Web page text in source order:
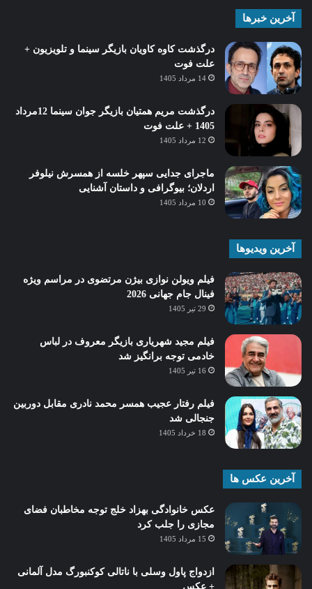
آخرین خبرها
درگذشت کاوه کاویان بازیگر سینما و تلویزیون +
علت فوت
14 مرداد 1405
درگذشت مریم همتیان بازیگر جوان سینما 12مرداد
1405 + علت فوت
12 مرداد 1405
ماجرای جدایی سپهر خلسه از همسرش نیلوفر
اردلان؛ بیوگرافی و داستان آشنایی
10 مرداد 1405
آخرین ویدیوها
فیلم ویولن نوازی بیژن مرتضوی در مراسم ویژه
فینال جام جهانی 2026
29 تیر 1405
فیلم مجید شهریاری بازیگر معروف در لباس
خادمی توجه برانگیز شد
16 تیر 1405
فیلم رفتار عجیب همسر محمد نادری مقابل دوربین
جنجالی شد
18 خرداد 1405
آخرین عکس ها
عکس خانوادگی بهزاد خلج توجه مخاطبان فضای
مجازی را جلب کرد
15 مرداد 1405
ازدواج پاول وسلی با ناتالی کوکنبورگ مدل آلمانی
+ عکس